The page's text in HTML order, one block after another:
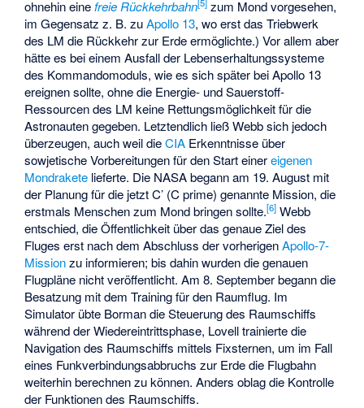
ohnehin einefreie Rückkehrbahn[5 zum Mond vorgesehen,
im Gegensatz z. B. zuApollo 13, wo erst das Triebwerk
des LM die Rückkehr zur Erde ermöglichte.) Vor allem aber
hätte es bei einem Ausfall der Lebenserhaltungssysteme
des Kommandomoduls, wie es sich später bei Apollo 13
ereignen sollte, ohne die Energie- und Sauerstoff-
Ressourcen des LM keine Rettungsmöglichkeit für die
Astronauten gegeben. Letztendlich ließ Webb sich jedoch
überzeugen, auch weil dieCIA Erkenntnisse über
sowjetische Vorbereitungen für den Start einereigenen
Mondrakete lieferte. Die NASA begann am 19. August mit
der Planung für die jetzt C’ (C prime) genannte Mission, die
erstmals Menschen zum Mond bringen sollte.[6] Webb
entschied, die Öffentlichkeit über das genaue Ziel des
Fluges erst nach dem Abschluss der vorherigenApollo-7-
Missionzu informieren; bis dahin wurden die genauen
Flugpläne nicht veröffentlicht. Am 8. September begann die
Besatzung mit dem Training für den Raumflug. Im
Simulator übte Borman die Steuerung des Raumschiffs
während der Wiedereintrittsphase, Lovell trainierte die
Navigation des Raumschiffs mittels Fixsternen, um im Fall
eines Funkverbindungsabbruchs zur Erde die Flugbahn
weiterhin berechnen zu können. Anders oblag die Kontrolle
der Funktionen des Raumschiffs.